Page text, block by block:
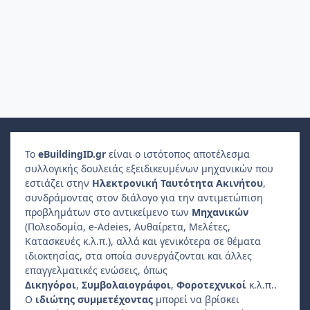
Το eBuildingID.gr είναι ο ιστότοπος αποτέλεσμα
συλλογικής δουλειάς εξειδικευμένων μηχανικών που
εστιάζει στην Ηλεκτρονική Ταυτότητα Ακινήτου,
συνδράμοντας στον διάλογο για την αντιμετώπιση
προβλημάτων στο αντικείμενο των Μηχανικών
(Πολεοδομία, e-Adeies, Αυθαίρετα, Μελέτες,
Κατασκευές κ.λ.π.), αλλά και γενικότερα σε θέματα
ιδιοκτησίας, στα οποία συνεργάζονται και άλλες
επαγγελματικές ενώσεις, όπως
Δικηγόροι, Συμβολαιογράφοι, Φοροτεχνικοί κ.λ.π..
Ο ιδιώτης συμμετέχοντας μπορεί να βρίσκει